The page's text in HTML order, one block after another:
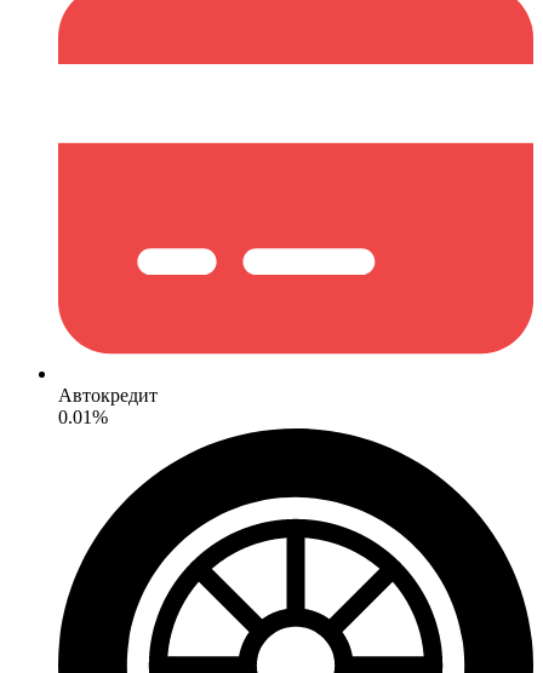
Автокредит
0.01%